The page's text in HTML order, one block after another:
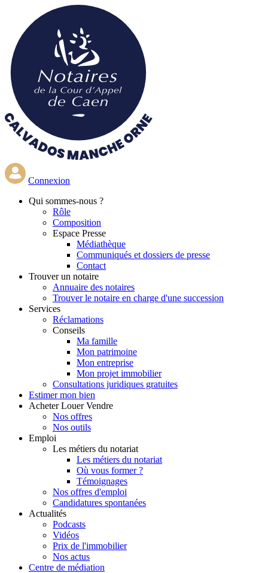
contenu
principal
Connexion
Qui sommes-nous ?
Rôle
Composition
Espace Presse
Médiathèque
Communiqués et dossiers de presse
Contact
Trouver un notaire
Annuaire des notaires
Trouver le notaire en charge d'une succession
Services
Réclamations
Conseils
Ma famille
Mon patrimoine
Mon entreprise
Mon projet immobilier
Consultations juridiques gratuites
Estimer mon bien
Acheter Louer Vendre
Nos offres
Nos outils
Emploi
Les métiers du notariat
Les métiers du notariat
Où vous former ?
Témoignages
Nos offres d'emploi
Candidatures spontanées
Actualités
Podcasts
Vidéos
Prix de l'immobilier
Nos actus
Centre de médiation